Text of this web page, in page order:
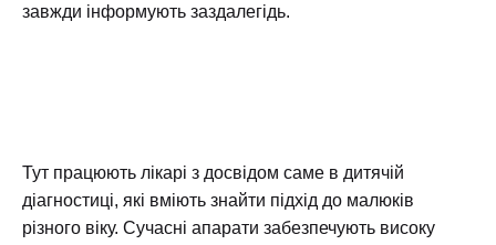
завжди інформують заздалегідь.
Тут працюють лікарі з досвідом саме в дитячій
діагностиці, які вміють знайти підхід до малюків
різного віку. Сучасні апарати забезпечують високу